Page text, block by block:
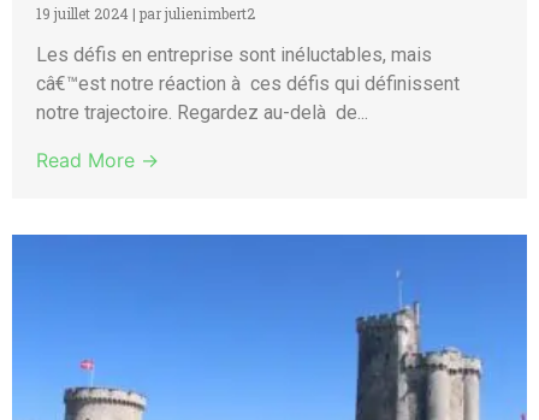
19 juillet 2024 | par julienimbert2
Les défis en entreprise sont inéluctables, mais
câ€™est notre réaction à ces défis qui définissent
notre trajectoire. Regardez au-delà de...
Read More →